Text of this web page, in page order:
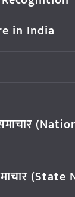
in India
समाचार
(State